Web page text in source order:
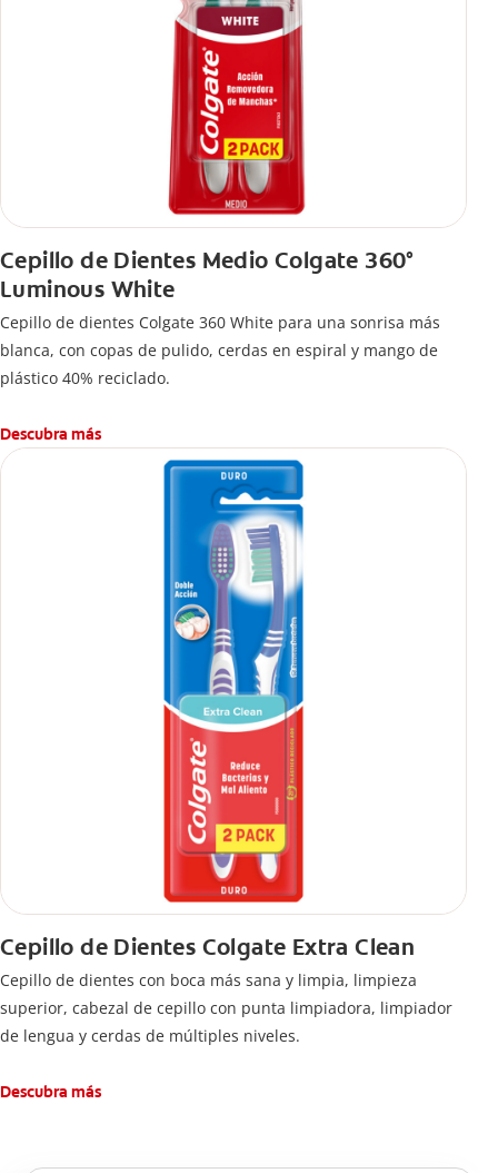
Cepillo de Dientes Medio Colgate 360°
Luminous White
Cepillo de dientes Colgate 360 White para una sonrisa más
blanca, con copas de pulido, cerdas en espiral y mango de
plástico 40% reciclado.
Descubra más
Cepillo de Dientes Colgate Extra Clean
Cepillo de dientes con boca más sana y limpia, limpieza
superior, cabezal de cepillo con punta limpiadora, limpiador
de lengua y cerdas de múltiples niveles.
Descubra más